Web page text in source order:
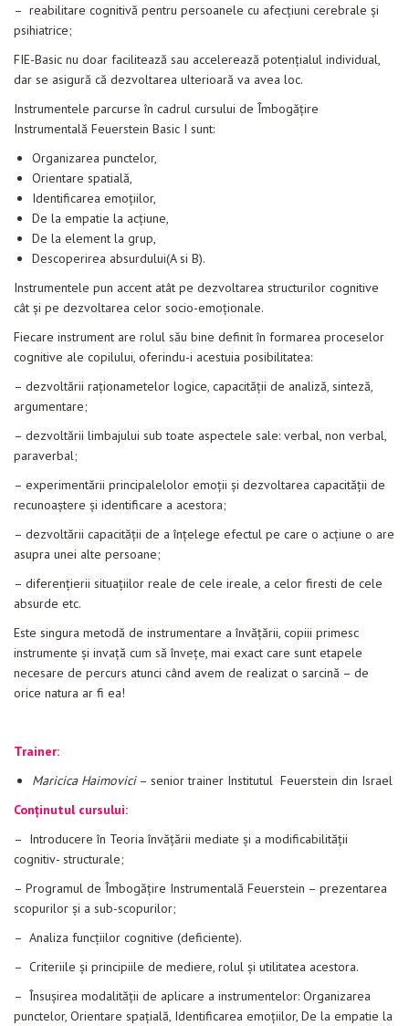
– reabilitare cognitivă pentru persoanele cu afecţiuni cerebrale şi
psihiatrice;
FIE-Basic nu doar facilitează sau accelerează potențialul individual,
dar se asigură că dezvoltarea ulterioară va avea loc.
Instrumentele parcurse în cadrul cursului de Îmbogățire
Instrumentală Feuerstein Basic I sunt:
Organizarea punctelor,
Orientare spatială,
Identificarea emoțiilor,
De la empatie la acțiune,
De la element la grup,
Descoperirea absurdului(A si B).
Instrumentele pun accent atât pe dezvoltarea structurilor cognitive
cât și pe dezvoltarea celor socio-emoționale.
Fiecare instrument are rolul său bine definit în formarea proceselor
cognitive ale copilului, oferindu-i acestuia posibilitatea:
– dezvoltării raționametelor logice, capacității de analiză, sinteză,
argumentare;
– dezvoltării limbajului sub toate aspectele sale: verbal, non verbal,
paraverbal;
– experimentării principalelolor emoții și dezvoltarea capacității de
recunoaștere și identificare a acestora;
– dezvoltării capacității de a înțelege efectul pe care o acțiune o are
asupra unei alte persoane;
– diferențierii situațiilor reale de cele ireale, a celor firesti de cele
absurde etc.
Este singura metodă de instrumentare a învățării, copiii primesc
instrumente și invață cum să învețe, mai exact care sunt etapele
necesare de percurs atunci când avem de realizat o sarcină – de
orice natura ar fi ea!
Trainer:
Maricica Haimovici– senior trainer Institutul Feuerstein din Israel
Conținutul cursului:
– Introducere în Teoria învăţării mediate şi a modificabilității
cognitiv- structurale;
– Programul de Îmbogăţire Instrumentală Feuerstein – prezentarea
scopurilor şi a sub-scopurilor;
– Analiza funcţiilor cognitive (deficiente).
– Criteriile şi principiile de mediere, rolul şi utilitatea acestora.
– Însuşirea modalităţii de aplicare a instrumentelor: Organizarea
punctelor, Orientare spațială, Identificarea emoțiilor, De la empatie la